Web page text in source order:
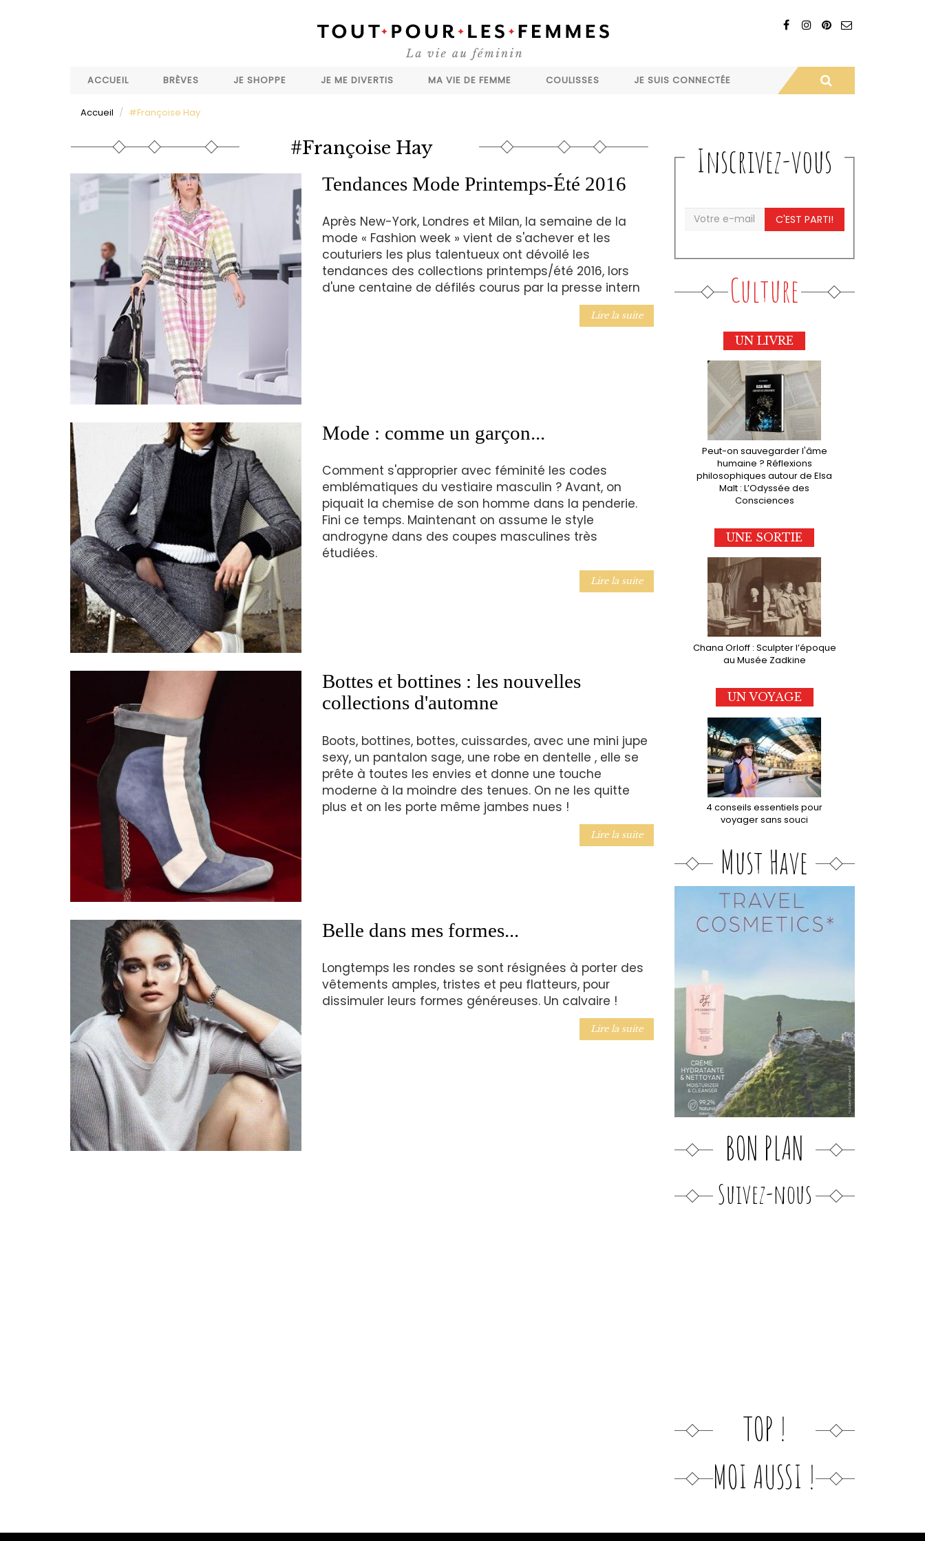
ACCUEIL
BRÈVES JE SHOPPE JE ME DIVERTIS MA VIE DE FEMME COULISSES JE SUIS CONNECTÉE
Accueil #Françoise Hay
#Françoise Hay
Tendances Mode Printemps-Été 2016
Après New-York, Londres et Milan, la semaine de la
mode « Fashion week » vient de s'achever et les
couturiers les plus talentueux ont dévoilé les
tendances des collections printemps/été 2016, lors
d'une centaine de défilés courus par la presse intern
Lire la suite
Mode : comme un garçon...
Comment s'approprier avec féminité les codes
emblématiques du vestiaire masculin ? Avant, on
piquait la chemise de son homme dans la penderie.
Fini ce temps. Maintenant on assume le style
androgyne dans des coupes masculines très
étudiées.
Lire la suite
Bottes et bottines : les nouvelles
collections d'automne
Boots, bottines, bottes, cuissardes, avec une mini jupe
sexy, un pantalon sage, une robe en dentelle , elle se
prête à toutes les envies et donne une touche
moderne à la moindre des tenues. On ne les quitte
plus et on les porte même jambes nues !
Lire la suite
Belle dans mes formes...
Longtemps les rondes se sont résignées à porter des
vêtements amples, tristes et peu flatteurs, pour
dissimuler leurs formes généreuses. Un calvaire !
Lire la suite
Inscrivez-vous
C'EST PARTI!
Culture
UN LIVRE
Peut-on sauvegarder l'âme
humaine ? Réflexions
philosophiques autour de Elsa
Malt : L’Odyssée des
Consciences
UNE SORTIE
Chana Orloff : Sculpter l’époque
au Musée Zadkine
UN VOYAGE
4 conseils essentiels pour
voyager sans souci
Must Have
BON PLAN
Suivez-nous
TOP !
MOI AUSSI !